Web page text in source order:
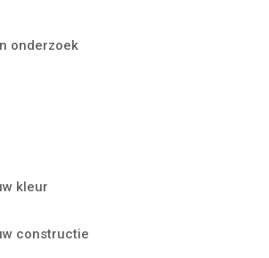
onderzoek
kleur
constructie